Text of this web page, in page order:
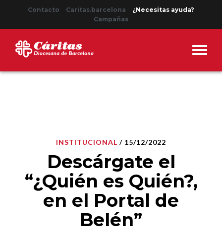
Contacto Caritas.barcelona
¿Necesitas ayuda?
Campañas
INSTITUCIONAL / 15/12/2022
Descárgate el
“¿Quién es Quién?,
en el Portal de
Belén”